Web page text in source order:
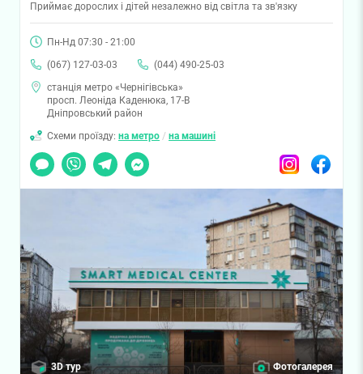
Приймає дорослих і дітей незалежно від світла та зв'язку
Пн-Нд 07:30 - 21:00
(067) 127-03-03
(044) 490-25-03
станція метро «Чернігівська»
просп. Леоніда Каденюка, 17-В
Дніпровський район
Схеми проїзду: на метро / на машині
Чат
Viber TelegramMessenger InstagramFacebook
3D тур Фотогалерея